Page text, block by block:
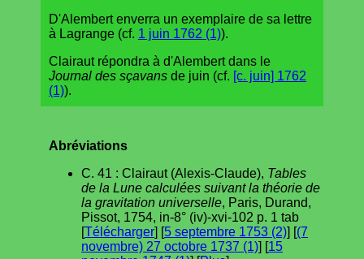
D'Alembert enverra un exemplaire de sa lettre
à Lagrange (cf. 1 juin 1762 (1)).
Clairaut répondra à d'Alembert dans le
Journal des sçavans de juin (cf. [c. juin] 1762
(1)).
Abréviations
C. 41 : Clairaut (Alexis-Claude), Tables
de la Lune calculées suivant la théorie de
la gravitation universelle, Paris, Durand,
Pissot, 1754, in-8° (iv)-xvi-102 p. 1 tab
[Télécharger] [5 septembre 1753 (2)] [(7
novembre) 27 octobre 1737 (1)] [15